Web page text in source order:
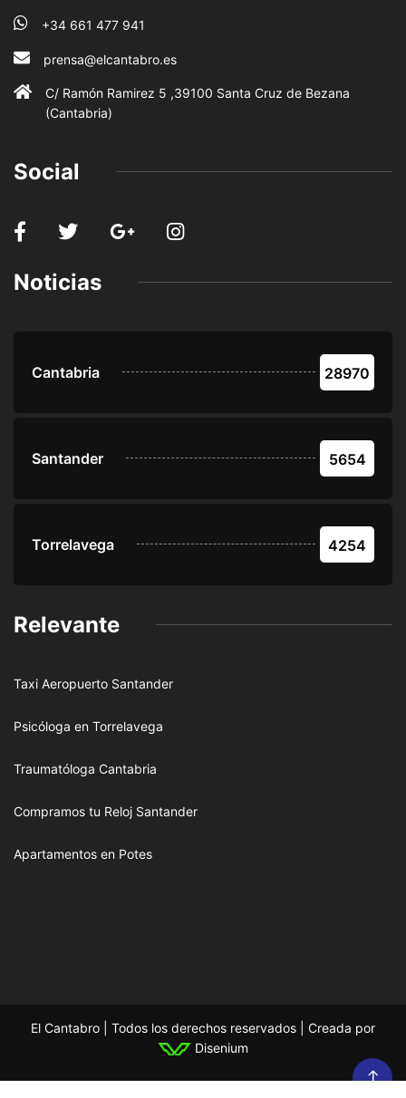
+34 661 477 941
prensa@elcantabro.es
C/ Ramón Ramirez 5 ,39100 Santa Cruz de Bezana
(Cantabria)
Social
Noticias
Cantabria 28970
Santander 5654
Torrelavega 4254
Relevante
Taxi Aeropuerto Santander
Psicóloga en Torrelavega
Traumatóloga Cantabria
Compramos tu Reloj Santander
Apartamentos en Potes
El Cantabro | Todos los derechos reservados | Creada por
Disenium